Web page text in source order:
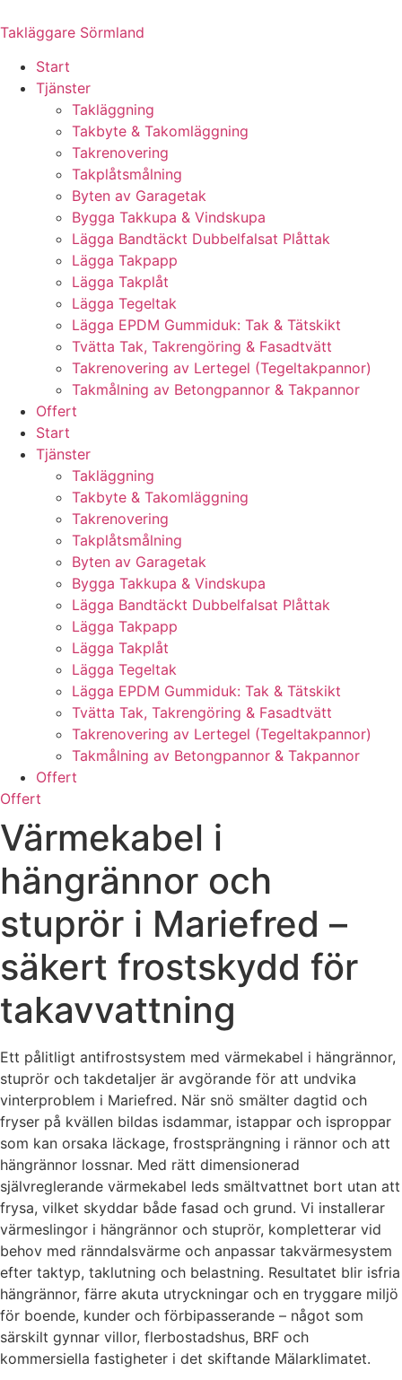
to
Takläggare Sörmland
Start
Tjänster
Takläggning
Takbyte & Takomläggning
Takrenovering
Takplåtsmålning
Byten av Garagetak
Bygga Takkupa & Vindskupa
Lägga Bandtäckt Dubbelfalsat Plåttak
Lägga Takpapp
Lägga Takplåt
Lägga Tegeltak
Lägga EPDM Gummiduk: Tak & Tätskikt
Tvätta Tak, Takrengöring & Fasadtvätt
Takrenovering av Lertegel (Tegeltakpannor)
Takmålning av Betongpannor & Takpannor
Offert
Start
Tjänster
Takläggning
Takbyte & Takomläggning
Takrenovering
Takplåtsmålning
Byten av Garagetak
Bygga Takkupa & Vindskupa
Lägga Bandtäckt Dubbelfalsat Plåttak
Lägga Takpapp
Lägga Takplåt
Lägga Tegeltak
Lägga EPDM Gummiduk: Tak & Tätskikt
Tvätta Tak, Takrengöring & Fasadtvätt
Takrenovering av Lertegel (Tegeltakpannor)
Takmålning av Betongpannor & Takpannor
Offert
Offert
Värmekabel i
hängrännor och
stuprör i Mariefred –
säkert frostskydd för
takavvattning
Ett pålitligt antifrostsystem med värmekabel i hängrännor,
stuprör och takdetaljer är avgörande för att undvika
vinterproblem i Mariefred. När snö smälter dagtid och
fryser på kvällen bildas isdammar, istappar och isproppar
som kan orsaka läckage, frostsprängning i rännor och att
hängrännor lossnar. Med rätt dimensionerad
självreglerande värmekabel leds smältvattnet bort utan att
frysa, vilket skyddar både fasad och grund. Vi installerar
värmeslingor i hängrännor och stuprör, kompletterar vid
behov med ränndalsvärme och anpassar takvärmesystem
efter taktyp, taklutning och belastning. Resultatet blir isfria
hängrännor, färre akuta utryckningar och en tryggare miljö
för boende, kunder och förbipasserande – något som
särskilt gynnar villor, flerbostadshus, BRF och
kommersiella fastigheter i det skiftande Mälarklimatet.